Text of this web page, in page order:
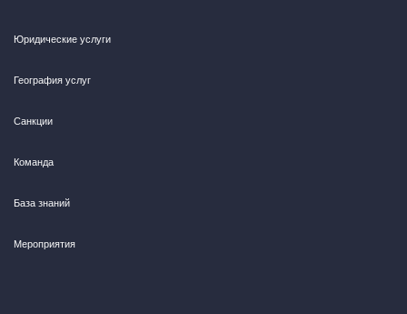
Юридические услуги
География услуг
Санкции
Команда
База знаний
Мероприятия